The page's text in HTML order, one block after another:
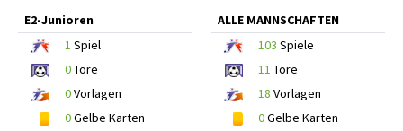
E2-Junioren
1 Spiel
0Tore
0Vorlagen
0Gelbe Karten
ALLE MANNSCHAFTEN
103 Spiele
11 Tore
18 Vorlagen
0Gelbe Karten